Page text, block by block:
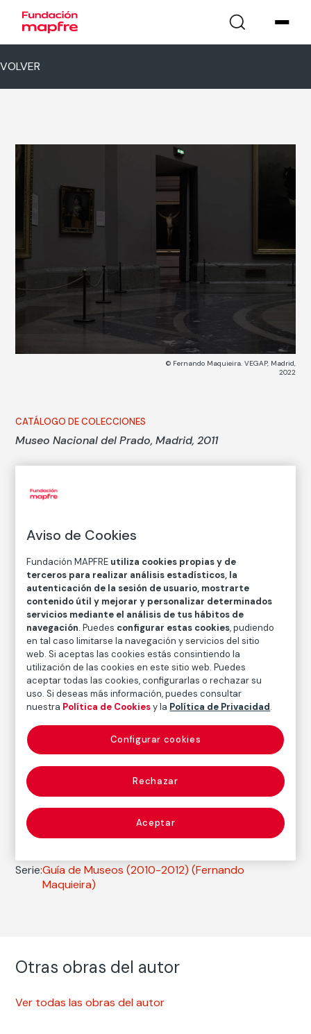
VOLVER
© Fernando Maquieira. VEGAP, Madrid,
2022
CATÁLOGO DE COLECCIONES
Museo Nacional del Prado, Madrid, 2011
de algodón
Medidas
Medidas mancha: 58,1 × 77,5 cm
Medidas papel: 61 × 81 cm
Inventario
FM002240
Fecha
2011
Inscripción/Leyenda
1/9
Autor
Fernando Maquieira
Nacimiento: Puertollano (Ciudad Real), 1966
Serie:Guía de Museos (2010-2012) (Fernando
Maquieira)
Otras obras del autor
Ver todas las obras del autor
Aviso de Cookies
Fundación MAPFRE utiliza cookies propias y de
terceros para realizar análisis estadísticos, la
autenticación de la sesión de usuario, mostrarte
contenido útil y mejorar y personalizar determinados
servicios mediante el análisis de tus hábitos de
navegación. Puedes configurar estas cookies, pudiendo
en tal caso limitarse la navegación y servicios del sitio
web. Si aceptas las cookies estás consintiendo la
utilización de las cookies en este sitio web. Puedes
aceptar todas las cookies, configurarlas o rechazar su
uso. Si deseas más información, puedes consultar
nuestra Política de Cookiesy la Política de Privacidad.
Rechazar
Aceptar
Configurar cookies